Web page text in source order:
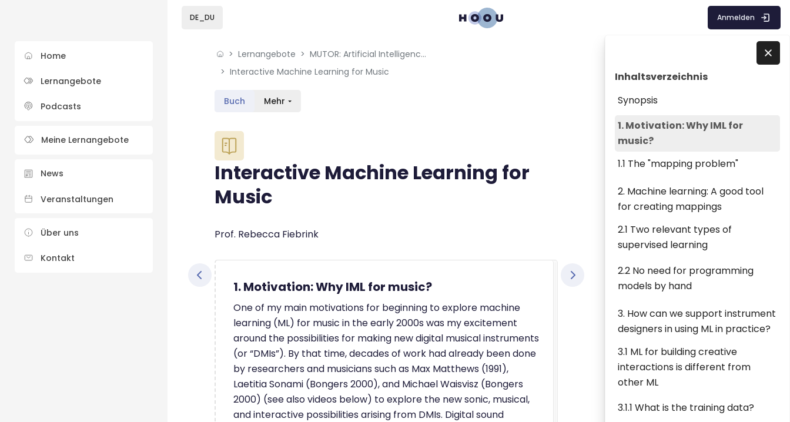
Home
Lernangebote
Podcasts
Meine Lernangebote
News
Veranstaltungen
Über uns
Kontakt
Blöcke
Inhaltsverzeichnis überspringen
Inhaltsverzeichnis
Synopsis
1. Motivation: Why IML for
music?
1.1 The "mapping problem"
2. Machine learning: A good tool
for creating mappings
2.1 Two relevant types of
supervised learning
2.2 No need for programming
models by hand
3. How can we support instrument
designers in using ML in practice?
3.1 ML for building creative
interactions is different from
other ML
3.1.1 What is the training data?
Direkt zu - Schließen
DE_DU Anmelden
Lernangebote
MUTOR: Artificial Intelligence for Music and Multimedia
Interactive Machine Learning for Music
Buch Mehr
Blöcke
Interactive Machine Learning for
Music
Blöcke
Abschlussbedingungen
Prof. Rebecca Fiebrink
1. Motivation: Why IML for music?
One of my main motivations for beginning to explore machine
learning (ML) for music in the early 2000s was my excitement
around the possibilities for making new digital musical instruments
(or “DMIs”). By that time, decades of work had already been done
by researchers and musicians such as Max Matthews (1991),
Laetitia Sonami (Bongers 2000), and Michael Waisvisz (Bongers
2000) (see also videos below) to explore the new sonic, musical,
and interactive possibilities arising from DMIs. Digital sound